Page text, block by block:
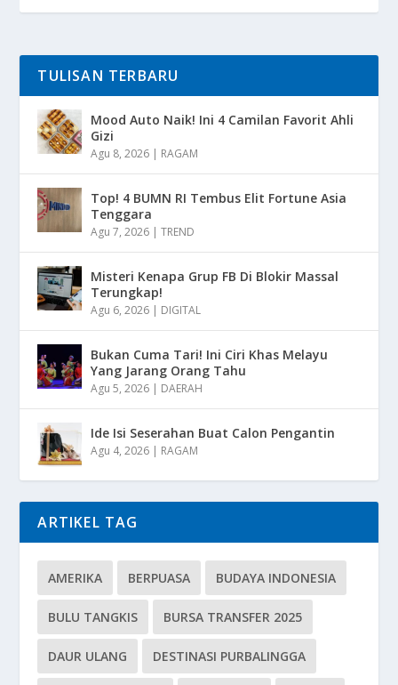
TULISAN TERBARU
Mood Auto Naik! Ini 4 Camilan Favorit Ahli
Gizi
Agu 8, 2026 | RAGAM
Top! 4 BUMN RI Tembus Elit Fortune Asia
Tenggara
Agu 7, 2026 |TREND
Misteri Kenapa Grup FB Di Blokir Massal
Terungkap!
Agu 6, 2026 | DIGITAL
Bukan Cuma Tari! Ini Ciri Khas Melayu
Yang Jarang Orang Tahu
Agu 5, 2026 | DAERAH
Ide Isi Seserahan Buat Calon Pengantin
Agu 4, 2026 | RAGAM
ARTIKEL TAG
AMERIKA BERPUASA BUDAYA INDONESIA
BULU TANGKIS BURSA TRANSFER 2025
DAUR ULANG DESTINASI PURBALINGGA